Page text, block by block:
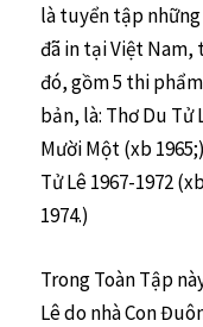
là tuyển tập
đã in tại Việt Nam,
đó, gồm 5 thi
bản, là: Thơ Du Tử
Mười Một (xb
Tử Lê 1967-1972
1974.)
Trong Toàn Tập
Lê do nhà Con